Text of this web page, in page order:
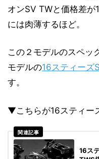
オンSV TWと価格差
には肉薄するほど。
この２モデルのスペッ
モデルの16スティーズ
す。
▼こちらが16スティー
16ス
関連記事